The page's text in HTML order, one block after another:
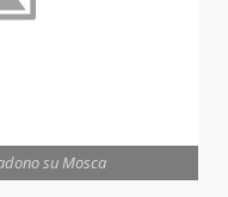
su Mosca